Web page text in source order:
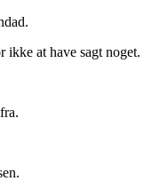
ikke at have sagt noget.